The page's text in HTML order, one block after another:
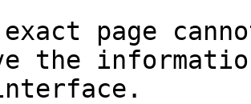
page
the